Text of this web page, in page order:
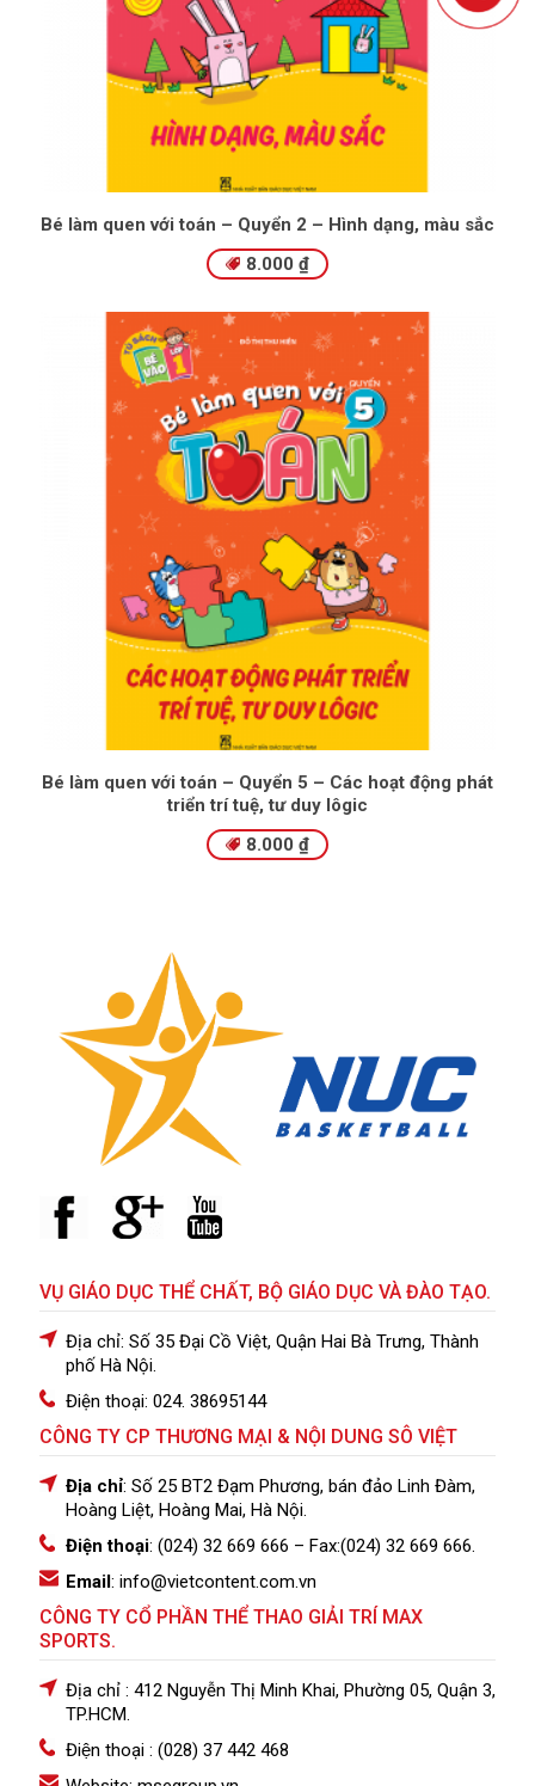
Bé làm quen với toán – Quyển 2 – Hình dạng, màu sắc
8.000 ₫
Bé làm quen với toán – Quyển 5 – Các hoạt động phát
triển trí tuệ, tư duy lôgic
8.000 ₫
VỤ GIÁO DỤC THỂ CHẤT, BỘ GIÁO DỤC VÀ ĐÀO TẠO.
Địa chỉ: Số 35 Đại Cồ Việt, Quận Hai Bà Trưng, Thành
phố Hà Nội.
Điện thoại: 024. 38695144
CÔNG TY CP THƯƠNG MẠI & NỘI DUNG SÔ VIỆT
Địa chỉ: Số 25 BT2 Đạm Phương, bán đảo Linh Đàm,
Hoàng Liệt, Hoàng Mai, Hà Nội.
Điện thoại: (024) 32 669 666 – Fax:(024) 32 669 666.
Email : info@vietcontent.com.vn
CÔNG TY CỔ PHẦN THỂ THAO GIẢI TRÍ MAX
SPORTS.
Địa chỉ : 412 Nguyễn Thị Minh Khai, Phường 05, Quận 3,
TP.HCM.
Điện thoại : (028) 37 442 468